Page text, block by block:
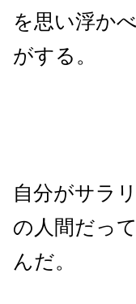
を思い浮か
がする。
自分がサラ
の人間だっ
んだ。